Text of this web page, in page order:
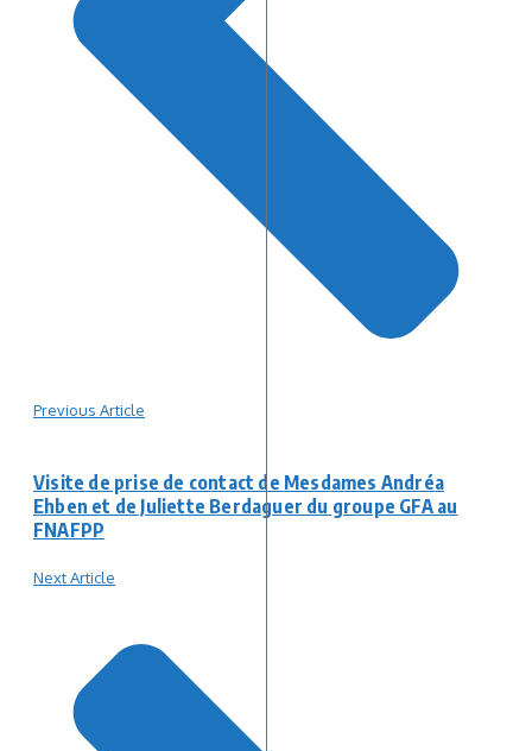
Previous Article
Visite de prise de contact de Mesdames Andréa
Ehben et de Juliette Berdaguer du groupe GFA au
FNAFPP
Next Article